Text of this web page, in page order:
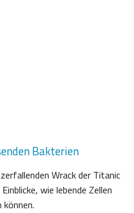
Bakterien
Wrack der Titanic
wie lebende Zellen